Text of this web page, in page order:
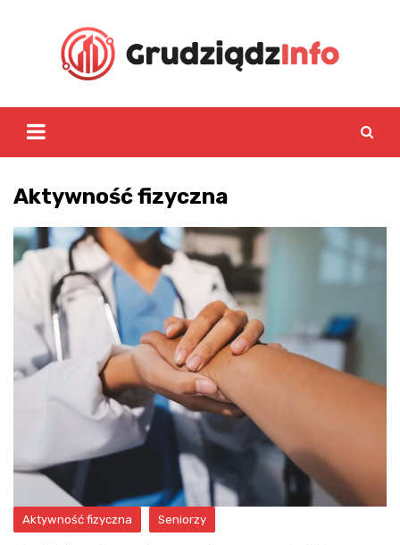
Aktywność fizyczna
Aktywność fizyczna Seniorzy